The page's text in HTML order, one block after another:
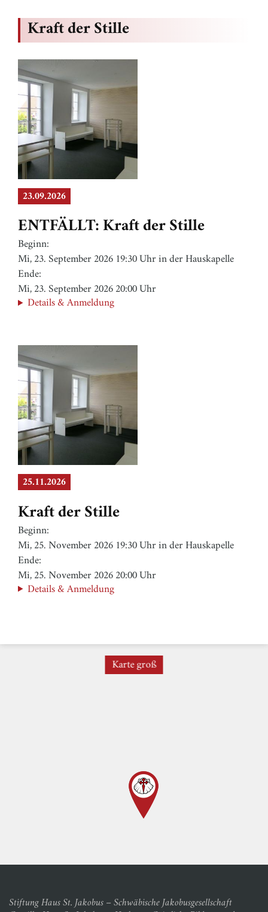
Kraft der Stille
23.09.2026
ENTFÄLLT: Kraft der Stille
Beginn:
Mi, 23. September 2026 19:30 Uhr in der Hauskapelle
Ende:
Mi, 23. September 2026 20:00 Uhr
Details & Anmeldung
25.11.2026
Kraft der Stille
Beginn:
Mi, 25. November 2026 19:30 Uhr in der Hauskapelle
Ende:
Mi, 25. November 2026 20:00 Uhr
Details & Anmeldung
Karte groß
Stiftung Haus St. Jakobus – Schwäbische Jakobusgesellschaft